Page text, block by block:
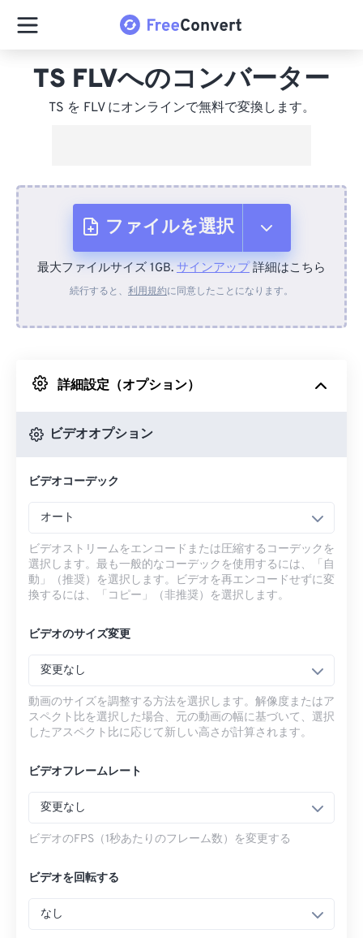
TS FLVへのコンバーター
TS を FLV にオンラインで無料で変換します。
ファイルを選択
デバイスから
Googleドライブから
最大ファイルサイズ 1GB. サインアップ詳細はこちら
続行すると、 利用規約に同意したことになります。
詳細設定（オプション）
ビデオオプション
ビデオコーデック
オート
ビデオストリームをエンコードまたは圧縮するコーデックを
選択します。最も一般的なコーデックを使用するには、「自
動」（推奨）を選択します。ビデオを再エンコードせずに変
換するには、「コピー」（非推奨）を選択します。
ビデオのサイズ変更
変更なし
動画のサイズを調整する方法を選択します。解像度またはア
スペクト比を選択した場合、元の動画の幅に基づいて、選択
したアスペクト比に応じて新しい高さが計算されます。
ビデオフレームレート
変更なし
ビデオのFPS（1秒あたりのフレーム数）を変更する
ビデオを回転する
なし